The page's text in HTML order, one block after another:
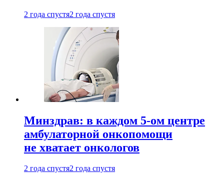
2 года спустя2 года спустя
Минздрав: в каждом 5-ом центре
амбулаторной онкопомощи
не хватает онкологов
2 года спустя2 года спустя